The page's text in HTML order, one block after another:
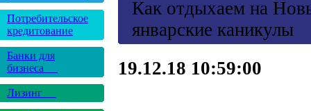
Потребительское
кредитование
Банки для
бизнеса
Лизинг
Как отдыхаем на
январские каникулы
19.12.18 10:59:00